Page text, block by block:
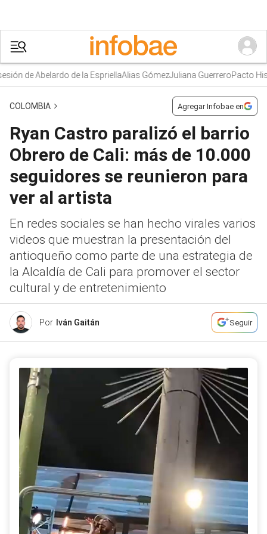
de Abelardo de la EspriellaAlias GómezJuliana GuerreroPacto
COLOMBIA Agregar Infobae en
Ryan Castro paralizó el barrio
Obrero de Cali: más de 10.000
seguidores se reunieron para
ver al artista
En redes sociales se han hecho virales varios
videos que muestran la presentación del
antioqueño como parte de una estrategia de
la Alcaldía de Cali para promover el sector
cultural y de entretenimiento
Por Iván Gaitán Seguir
El paisa interprtetó sus mejores éxitos frente a más de